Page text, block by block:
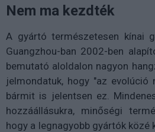
Nem ma kezdték
A gyártó természetesen kínai
Guangzhou-ban 2002-ben
bemutató aloldalon nagyon
jelmondatuk, hogy "az evolúció
bármit is jelentsen ez.
hozzáállásukra, minőségi
hogy a legnagyobb gyártók közé